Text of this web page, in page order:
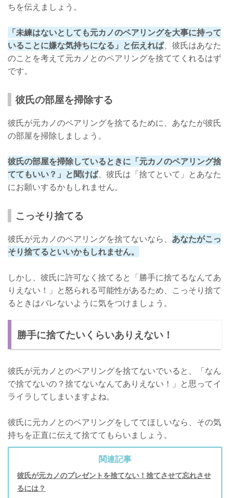
ちを伝えましょう。
「未練はないとしても元カノのペアリングを大事に持って
いることに嫌な気持ちになる」と伝えれば、彼氏はあなた
のことを考えて元カノとのペアリングを捨ててくれるはず
です。
彼氏の部屋を掃除する
彼氏が元カノのペアリングを捨てるために、あなたが彼氏
の部屋を掃除しましょう。
彼氏の部屋を掃除しているときに「元カノのペアリング捨
ててもいい？」と聞けば、彼氏は「捨てといて」とあなた
にお願いするかもしれません。
こっそり捨てる
彼氏が元カノのペアリングを捨てないなら、 あなたがこっ
そり捨てるといいかもしれません。
しかし、彼氏に許可なく捨てると「勝手に捨てるなんてあ
りえない！」と怒られる可能性があるため、こっそり捨て
るときはバレないように気をつけましょう。
勝手に捨てたいくらいありえない！
彼氏が元カノとのペアリングを捨てないでいると、「なん
で捨てないの？捨てないなんてありえない！」と思ってイ
ライラしてしまいますよね。
彼氏に元カノとのペアリングをしててほしいなら、その気
持ちを正直に伝えて捨ててもらいましょう。
関連記事
彼氏が元カノのプレゼントを捨てない！捨てさせて忘れさせ
るには？